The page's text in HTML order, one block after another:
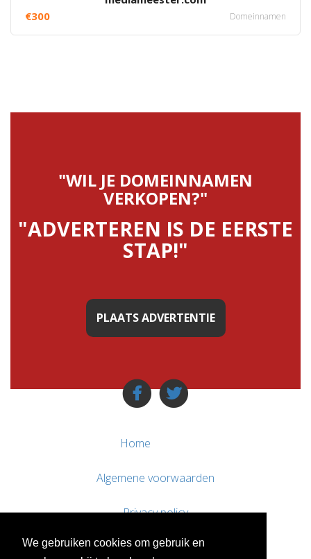
We gebruiken cookies om gebruik en
€300
Domeinnamen
"WIL JE DOMEINNAMEN
VERKOPEN?"
"ADVERTEREN IS DE EERSTE
STAP!"
PLAATS ADVERTENTIE
Home
Algemene voorwaarden
Privacy policy
Contact / Support